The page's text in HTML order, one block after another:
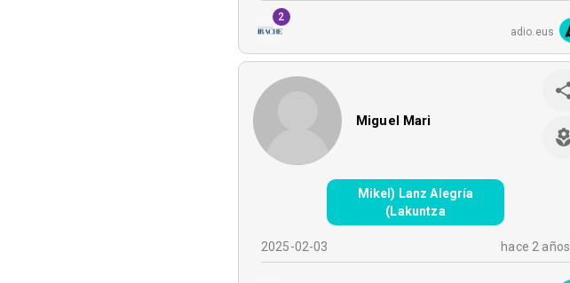
2
adio.eus
Miguel Mari
Mikel) Lanz Alegría
(Lakuntza
2025-02-03 hace 2 años